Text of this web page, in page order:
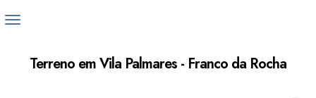
Terreno em Vila Palmares - Franco da Rocha